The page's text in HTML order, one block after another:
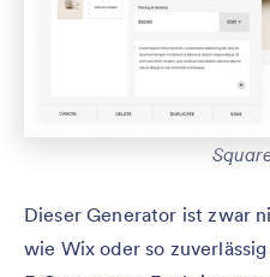
Dieser Generator ist zwar
wie Wix oder so